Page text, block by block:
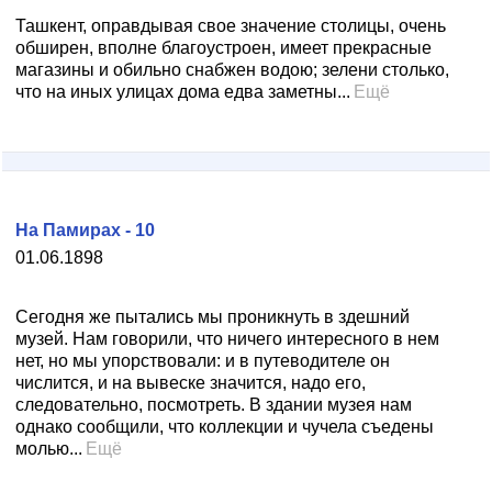
Ташкент, оправдывая свое значение столицы, очень
обширен, вполне благоустроен, имеет прекрасные
магазины и обильно снабжен водою; зелени столько,
что на иных улицах дома едва заметны... Ещё
01.06.1898
На Памирах - 10
Сегодня же пытались мы проникнуть в здешний
музей. Нам говорили, что ничего интересного в нем
нет, но мы упорствовали: и в путеводителе он
числится, и на вывеске значится, надо его,
следовательно, посмотреть. В здании музея нам
однако сообщили, что коллекции и чучела съедены
молью... Ещё